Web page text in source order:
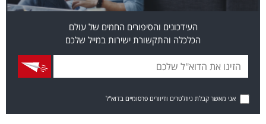
העידכונים והסיפורים החמים של עולם
הכלכלה והתקשורת ישירות במייל שלכם
אני מאשר קבלת ניוזלטרים ודיוורים פרסומיים בדוא"ל